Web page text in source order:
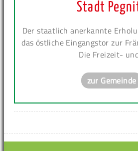
Stadt
Der staatlich anerkannte
das östliche Eingangstor zur
Die Freizeit-
zur Gemeinde